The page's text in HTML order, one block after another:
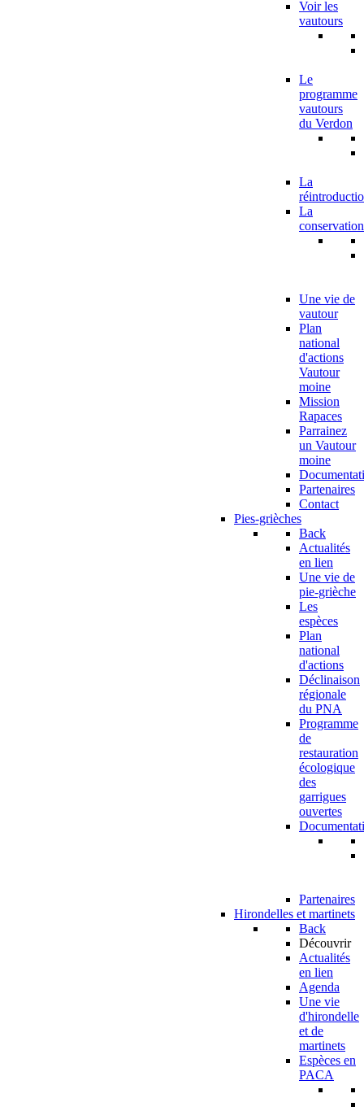
Voir les
vautours
Le
programme
vautours
du Verdon
La
La
conservation
Une vie de
vautour
Plan
national
d'actions
Vautour
moine
Mission
Rapaces
Parrainez
un Vautour
moine
Partenaires
Contact
Pies-grièches
Back
Actualités
en lien
Une vie de
pie-grièche
Les
espèces
Plan
national
d'actions
Déclinaison
régionale
du PNA
Programme
de
restauration
écologique
des
garrigues
ouvertes
Partenaires
Hirondelles et martinets
Back
Découvrir
Actualités
en lien
Agenda
Une vie
d'hirondelle
et de
martinets
Espèces en
PACA